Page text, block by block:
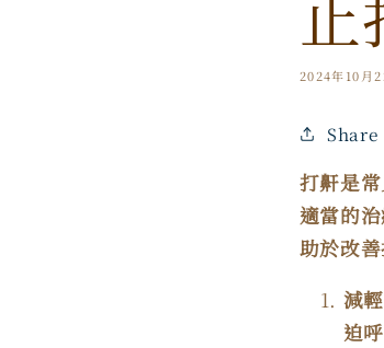
2024年10月
Share
打鼾是
適當的
助於改
減
迫